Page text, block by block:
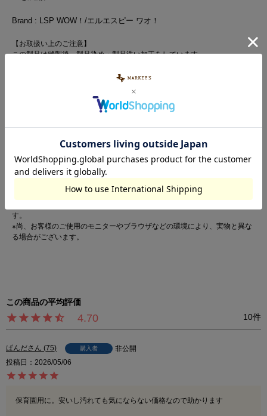
Brand : LSP WOW！/エルエスピー ワオ！
【お取扱い上のご注意】
この製品は縫製後、製品染め・製品洗い加工をしています。
などの違いがみられますが、これらはこの商品の特性ですので、十分ご理解
・生地（染料）の特性上、着用中や摩擦により他の物に色が移ることがあり
ますので、特に白や淡色製品と組み合わせて着用する際はご注意ください。
・色落ちや色移りの恐れがありますので、単独で洗ってください。
・長時間水に浸けておかないでください。
・濡れたまま他の洗濯物と重ねないでください。
・洗濯後は直ちに干してください。
・万一色移りした場合は、早めに洗濯してください。
す。
※尚、お客様のご使用のモニターやブラウザなどの環境により、実物と異な
る場合がございます。
4.70 10
ぱんだ 75 購入者
非公開
投稿日
2026/05/06
保育園用に。安いし汚れても気にならない価格なので助かります